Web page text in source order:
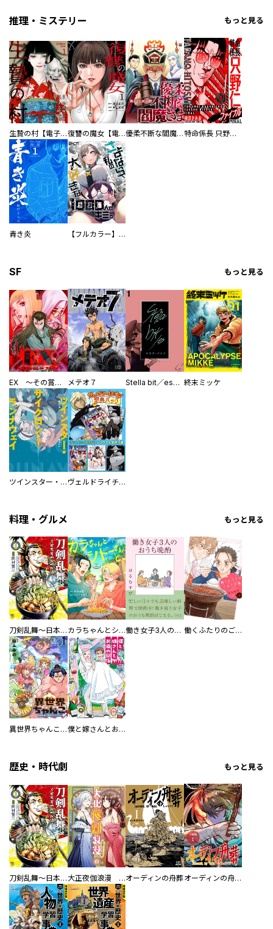
推理・ミステリー もっと見る
生贄の村【電子単行本版】 復讐の魔女【電子単行本版】 優柔不断な閻魔さま 特命係長 只野仁ファイナル 愛蔵版
青き炎 【フルカラー】さよなら、私の大好きな１０００人のキミ。
SF もっと見る
EX ～その賞金稼ぎは、世界の出口を探す～【単行本版】 メテオ７ Stella bit／es【単話版】 終末ミッケ
ツインスター・サイクロン・ランナウェイ ヴェルドライチオシ聖典パック 『転スラ』ミニ画集付き シリウス人気作３選
料理・グルメ もっと見る
刀剣乱舞～日本号つれづれ酒～ カラちゃんとシトーさんと、 【分冊版】 働き女子3人のおうち晩酌 働くふたりのごほうび飯
異世界ちゃんこ～横綱目前に召喚されたんだが～ 【連載版】 僕と嫁さんとお酒の関係
歴史・時代劇 もっと見る
刀剣乱舞～日本号つれづれ酒～ 大正夜伽浪漫 －金曜日の花嫁—オーディンの舟葬 オーディンの舟葬 分冊版